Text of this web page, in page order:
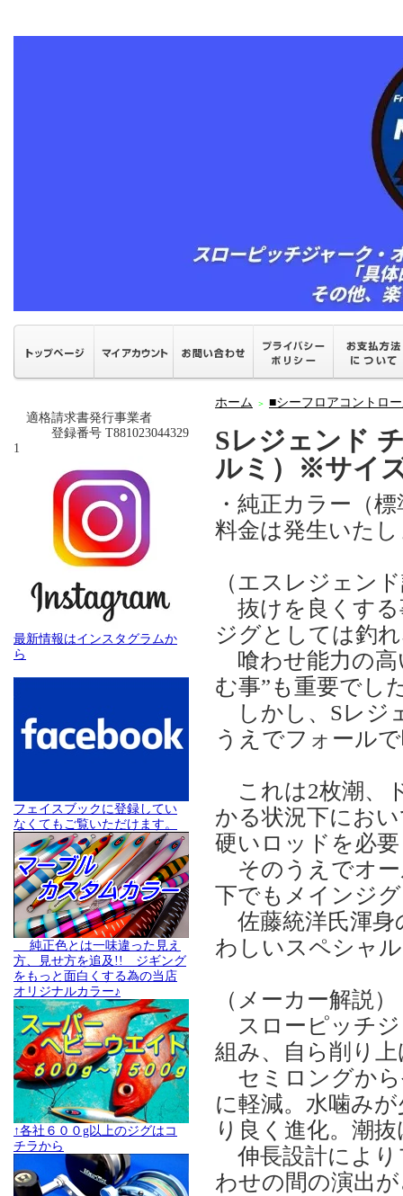
適格請求書発行事業者
登録番号 T881023044329
1
最新情報はインスタグラムか
ら
フェイスブックに登録してい
なくてもご覧いただけます。
純正色とは一味違った見え
方、見せ方を追及!! ジギング
をもっと面白くする為の当店
オリジナルカラー♪
↑各社６００g以上のジグはコ
チラから
ホーム ＞ ■シーフロアコントロ
Sレジェンド
ルミ）※サイ
・純正カラー（
料金は発生いた
（エスレジェン
抜けを良くする
ジグとしては釣
喰わせ能力の高
む事”も重要でし
しかし、Sレジ
うえでフォール
これは2枚潮、
かる状況下にお
硬いロッドを必
そのうえでオー
下でもメインジ
佐藤統洋氏渾身
わしいスペシャ
（メーカー解説）
スローピッチジ
組み、自ら削り
セミロングから
に軽減。水噛み
り良く進化。潮
伸長設計により
わせの間の演出